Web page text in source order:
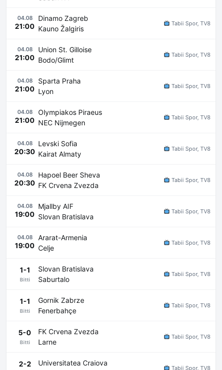
04.08
21:00
Dinamo Zagreb
Kauno Žalgiris
Tabii Spor, TV8
04.08
21:00
Union St. Gilloise
Bodo/Glimt
Tabii Spor, TV8
04.08
21:00
Sparta Praha
Lyon
Tabii Spor, TV8
04.08
21:00
Olympiakos Piraeus
NEC Nijmegen
Tabii Spor, TV8
04.08
20:30
Levski Sofia
Kairat Almaty
Tabii Spor, TV8
04.08
20:30
Hapoel Beer Sheva
FK Crvena Zvezda
Tabii Spor, TV8
04.08
19:00
Mjallby AIF
Slovan Bratislava
Tabii Spor, TV8
04.08
19:00
Ararat-Armenia
Celje
Tabii Spor, TV8
1-1
Bitti
Slovan Bratislava
Saburtalo
Tabii Spor, TV8
1-1
Bitti
Gornik Zabrze
Fenerbahçe
Tabii Spor, TV8
5-0
Bitti
FK Crvena Zvezda
Larne
Tabii Spor, TV8
2-2
Universitatea Craiova
Tabii Spor, TV8